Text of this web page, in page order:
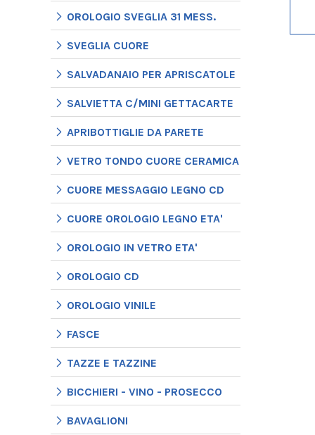
OROLOGIO SVEGLIA 31 MESS.
SVEGLIA CUORE
SALVADANAIO PER APRISCATOLE
SALVIETTA C/MINI GETTACARTE
APRIBOTTIGLIE DA PARETE
VETRO TONDO CUORE CERAMICA
CUORE MESSAGGIO LEGNO CD
CUORE OROLOGIO LEGNO ETA'
OROLOGIO IN VETRO ETA'
OROLOGIO CD
OROLOGIO VINILE
FASCE
TAZZE E TAZZINE
BICCHIERI - VINO - PROSECCO
BAVAGLIONI